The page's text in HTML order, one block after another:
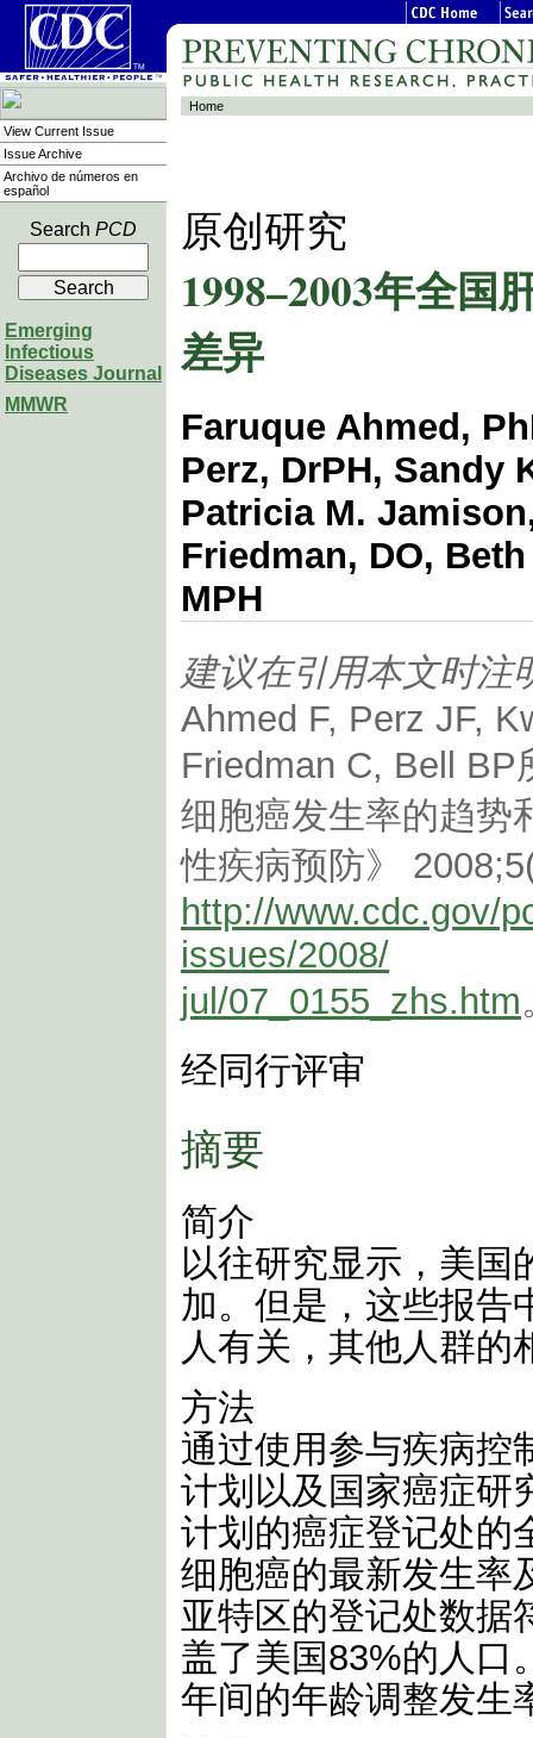
View Current Issue
Issue Archive
Archivo de números en
español
Search PCD
Emerging
Infectious
Diseases Journal
MMWR
Home
原创研究
1998–2003年全国
差异
Faruque Ahmed,
Perz, DrPH, Sandy
Patricia M.
Friedman, DO,
MPH
建议在引用本文时注
Ahmed F, Perz JF,
Friedman C, Bell BP
细胞癌发生率的趋势
性疾病预防》
http://www.cdc.gov/
issues/2008/
jul/07_0155_zhs.htm
经同行评审
摘要
简介
以往研究显示，美国
加。但是，这些报告
人有关，其他人群的
方法
通过使用参与疾病控
计划以及国家癌症研
计划的癌症登记处的
细胞癌的最新发生率
亚特区的登记处数据
盖了美国83%的人口
年间的年龄调整发生